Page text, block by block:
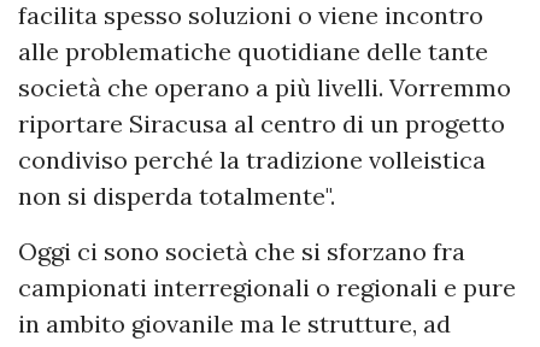
facilita spesso soluzioni o viene incontro
alle problematiche quotidiane delle tante
società che operano a più livelli. Vorremmo
riportare Siracusa al centro di un progetto
condiviso perché la tradizione volleistica
non si disperda totalmente".
Oggi ci sono società che si sforzano fra
campionati interregionali o regionali e pure
in ambito giovanile ma le strutture, ad